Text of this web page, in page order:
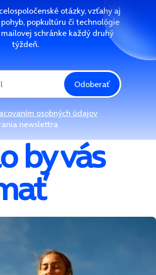
otázky, vzťahy aj
popkultúru či technológie
schránke každý druhý
týždeň.
Odoberať
osobných údajov
newslettra
by vás